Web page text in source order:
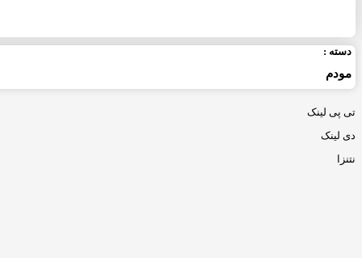
دسته :
مودم
تی پی لینک
دی لینک
نتنزا